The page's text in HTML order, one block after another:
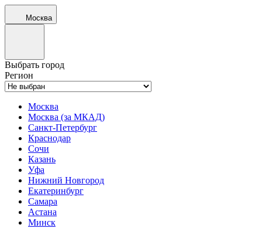
Москва
Выбрать город
Регион
Москва
Москва (за МКАД)
Санкт-Петербург
Краснодар
Сочи
Казань
Уфа
Нижний Новгород
Екатеринбург
Самара
Астана
Минск